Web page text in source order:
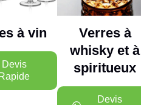
à vin
Devis
Rapide
Verres à
whisky et à
spiritueux
Devis